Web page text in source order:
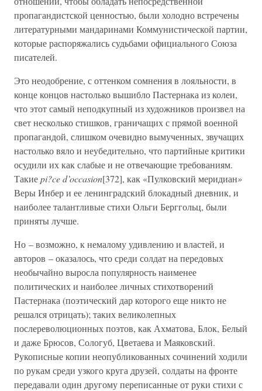
пропагандистской ценностью, были холодно встречены
литературными мандаринами Коммунистической партии,
которые распоряжались судьбами официального Союза
писателей.
Это неодобрение, с оттенком сомнения в лояльности, в
конце концов настолько вышибло Пастернака из колеи,
что этот самый неподкупный из художников произвел на
свет несколько стишков, граничащих с прямой военной
пропагандой, слишком очевидно вымученных, звучащих
настолько вяло и неубедительно, что партийные критики
осудили их как слабые и не отвечающие требованиям.
Такиеpi?ce d’occasion[372], как «Пулковский меридиан»
Веры Инбер и ее ленинградский блокадный дневник, и
наиболее талантливые стихи Ольги Берггольц, были
приняты лучше.
Но – возможно, к немалому удивлению и властей, и
авторов – оказалось, что среди солдат на передовых
необычайно выросла популярность наименее
политических и наиболее личных стихотворений
Пастернака (поэтический дар которого еще никто не
решался отрицать); таких великолепных
послереволюционных поэтов, как Ахматова, Блок, Белый
и даже Брюсов, Сологуб, Цветаева и Маяковский.
Рукописные копии неопубликованных сочинений ходили
по рукам среди узкого круга друзей, солдаты на фронте
передавали один другому переписанные от руки стихи с